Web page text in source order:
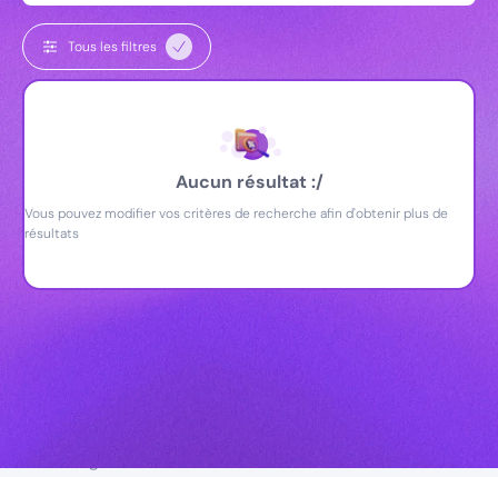
Tous les filtres
Aucun résultat :/
Vous pouvez modifier vos critères de recherche afin d'obtenir plus de
résultats